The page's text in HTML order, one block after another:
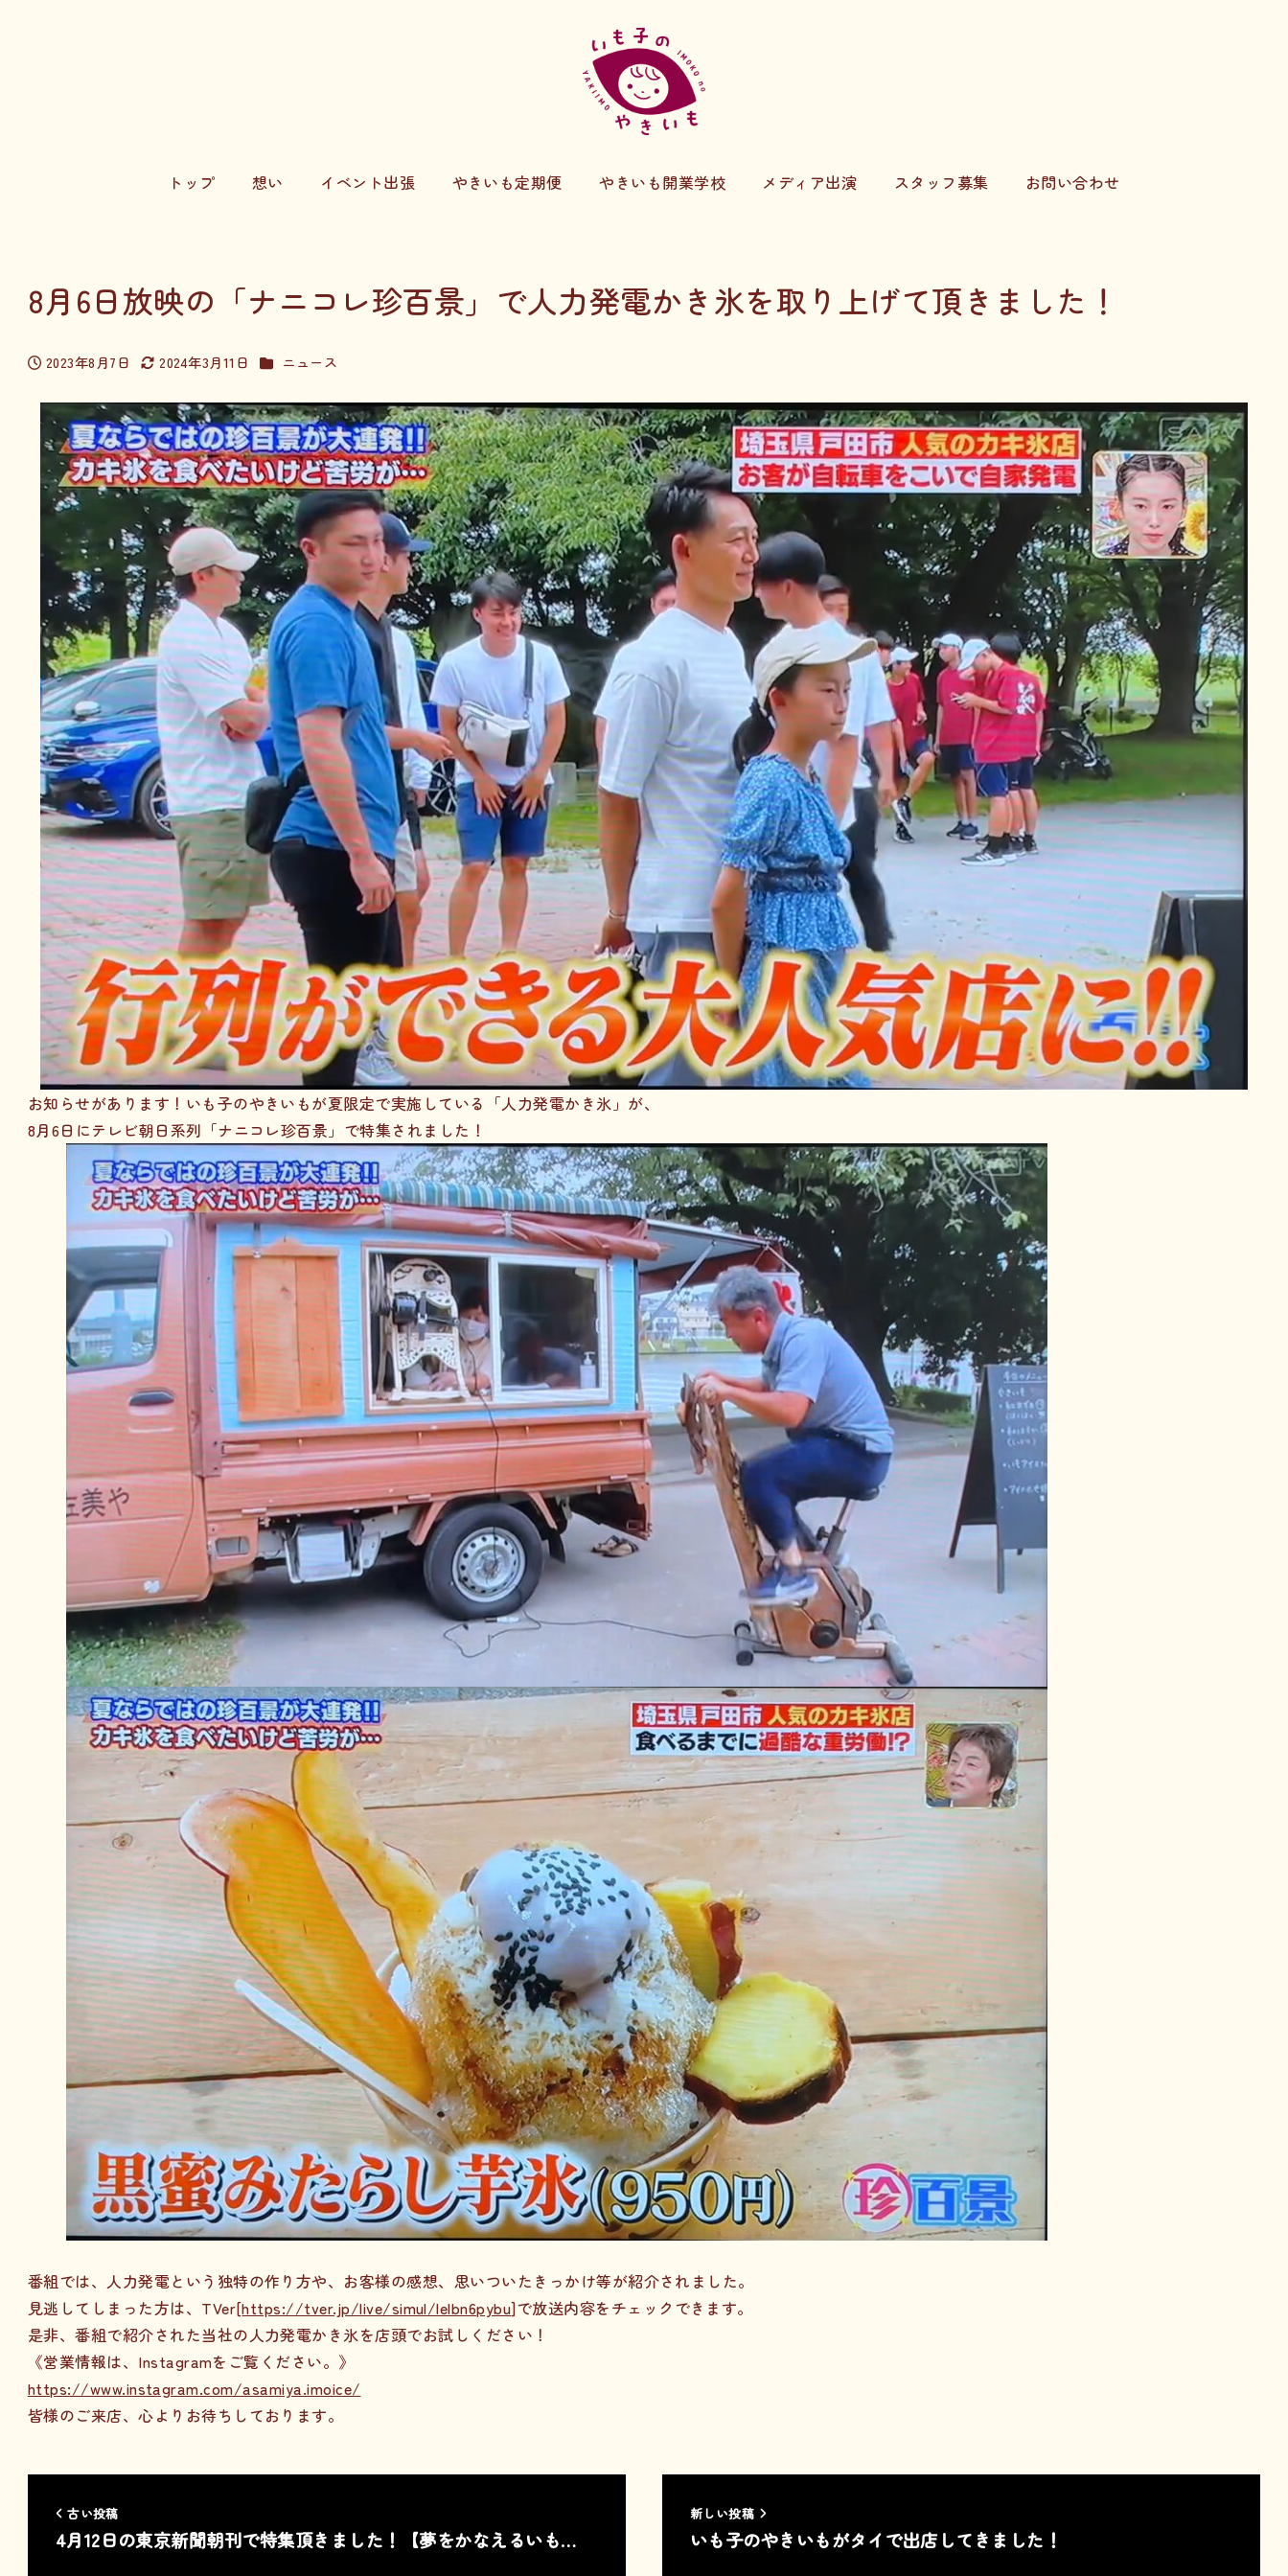
トップ 想い イベント出張 やきいも定期便 やきいも開業学校 メディア出演 スタッフ募集 お問い合わせ
8月6日放映の「ナニコレ珍百景」で人力発電かき氷を取り上げて頂きました！
投稿日
2023年8月7日
更新日
2024年3月11日 カテゴリー
ニュース
お知らせがあります！いも子のやきいもが夏限定で実施している「人力発電かき氷」が、
8月6日にテレビ朝日系列「ナニコレ珍百景」で特集されました！
番組では、人力発電という独特の作り方や、お客様の感想、思いついたきっかけ等が紹介されました。
見逃してしまった方は、TVer[https://tver.jp/live/simul/lelbn6pybu]で放送内容をチェックできます。
是非、番組で紹介された当社の人力発電かき氷を店頭でお試しください！
《営業情報は、Instagramをご覧ください。》
https://www.instagram.com/asamiya.imoice/
皆様のご来店、心よりお待ちしております。
古い投稿
4月12日の東京新聞朝刊で特集頂きました！【夢をかなえるいも…
新しい投稿
いも子のやきいもがタイで出店してきました！